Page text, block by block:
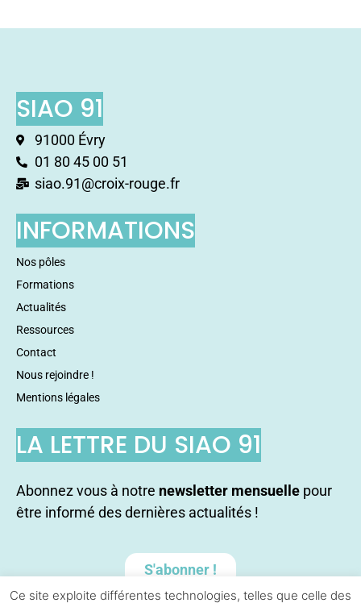
SIAO 91
91000 Évry
01 80 45 00 51
siao.91@croix-rouge.fr
INFORMATIONS
Nos pôles
Formations
Actualités
Ressources
Contact
Nous rejoindre !
Mentions légales
LA LETTRE DU SIAO 91
Abonnez vous à notre newsletter mensuelle pour
être informé des dernières actualités !
S'abonner !
Ce site exploite différentes technologies, telles que celle des